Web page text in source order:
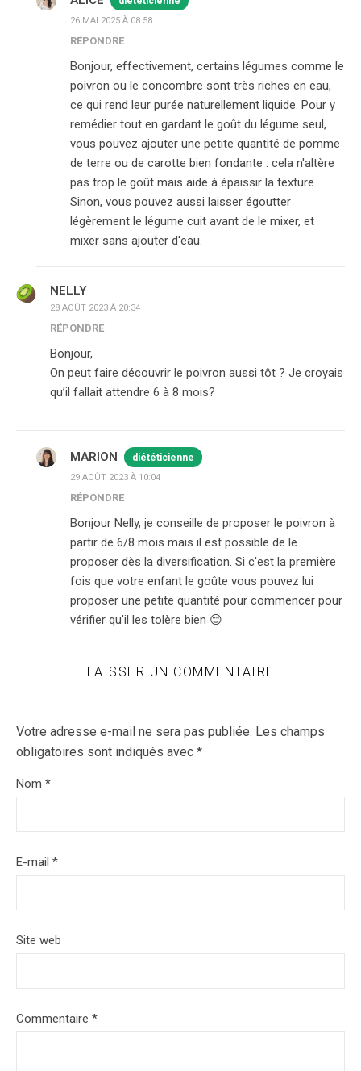
26 MAI 2025 À 08:58
RÉPONDRE
Bonjour, effectivement, certains légumes comme le
poivron ou le concombre sont très riches en eau,
ce qui rend leur purée naturellement liquide. Pour y
remédier tout en gardant le goût du légume seul,
vous pouvez ajouter une petite quantité de pomme
de terre ou de carotte bien fondante : cela n'altère
pas trop le goût mais aide à épaissir la texture.
Sinon, vous pouvez aussi laisser égoutter
légèrement le légume cuit avant de le mixer, et
mixer sans ajouter d'eau.
NELLY
28 AOÛT 2023 À 20:34
RÉPONDRE
Bonjour,
On peut faire découvrir le poivron aussi tôt ? Je croyais
qu’il fallait attendre 6 à 8 mois?
MARION diététicienne
29 AOÛT 2023 À 10:04
RÉPONDRE
Bonjour Nelly, je conseille de proposer le poivron à
partir de 6/8 mois mais il est possible de le
proposer dès la diversification. Si c'est la première
fois que votre enfant le goûte vous pouvez lui
proposer une petite quantité pour commencer pour
vérifier qu'il les tolère bien 😊
LAISSER UN COMMENTAIRE
Votre adresse e-mail ne sera pas publiée. Les champs
obligatoires sont indiqués avec *
Nom *
E-mail *
Site web
Commentaire *